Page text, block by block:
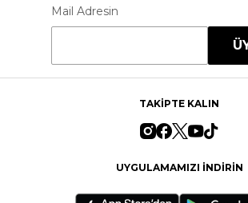
Mail Adresin
TAKİPTE KALIN
UYGULAMAMIZI İNDİRİN